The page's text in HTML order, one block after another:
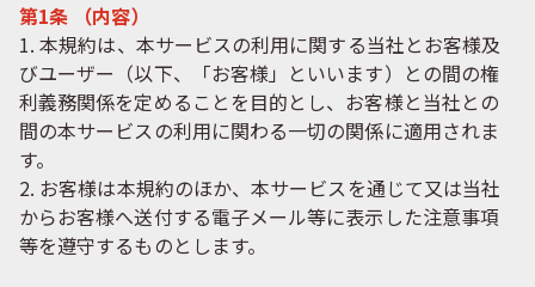
第1条 （内容）
1. 本規約は、本サービスの利用に関する当社とお客様及
びユーザー（以下、「お客様」といいます）との間の権
利義務関係を定めることを目的とし、お客様と当社との
間の本サービスの利用に関わる一切の関係に適用されま
す。
2. お客様は本規約のほか、本サービスを通じて又は当社
からお客様へ送付する電子メール等に表示した注意事項
等を遵守するものとします。